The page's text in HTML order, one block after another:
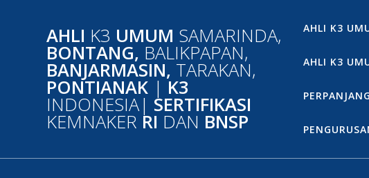
AHLI K3 UMUM SAMARINDA,
BONTANG, BALIKPAPAN,
BANJARMASIN, TARAKAN,
PONTIANAK | K3
INDONESIA| SERTIFIKASI
KEMNAKER RI DAN BNSP
AHLI K3
AHLI K3